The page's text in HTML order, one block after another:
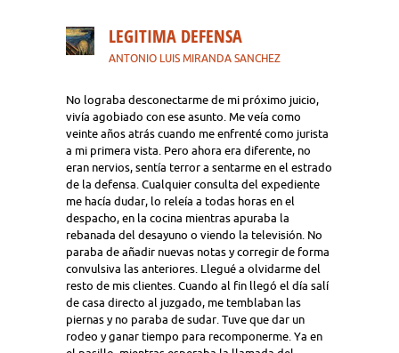
LEGITIMA DEFENSA
ANTONIO LUIS MIRANDA SANCHEZ
No lograba desconectarme de mi próximo juicio,
vivía agobiado con ese asunto. Me veía como
veinte años atrás cuando me enfrenté como jurista
a mi primera vista. Pero ahora era diferente, no
eran nervios, sentía terror a sentarme en el estrado
de la defensa. Cualquier consulta del expediente
me hacía dudar, lo releía a todas horas en el
despacho, en la cocina mientras apuraba la
rebanada del desayuno o viendo la televisión. No
paraba de añadir nuevas notas y corregir de forma
convulsiva las anteriores. Llegué a olvidarme del
resto de mis clientes. Cuando al fin llegó el día salí
de casa directo al juzgado, me temblaban las
piernas y no paraba de sudar. Tuve que dar un
rodeo y ganar tiempo para recomponerme. Ya en